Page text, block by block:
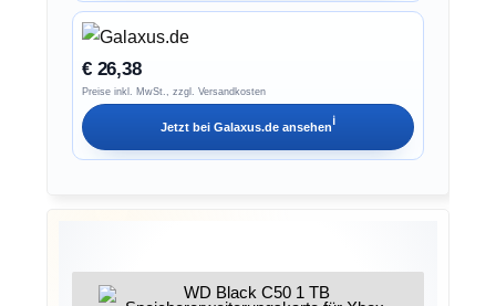
€ 26,38
Preise inkl. MwSt., zzgl. Versandkosten
Jetzt bei Galaxus.de ansehenℹ︎